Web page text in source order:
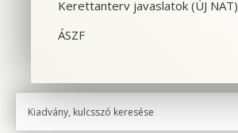
SZINTFELMÉRÉS
Kerettanterv javaslatok (ÚJ NAT)
ÁSZF